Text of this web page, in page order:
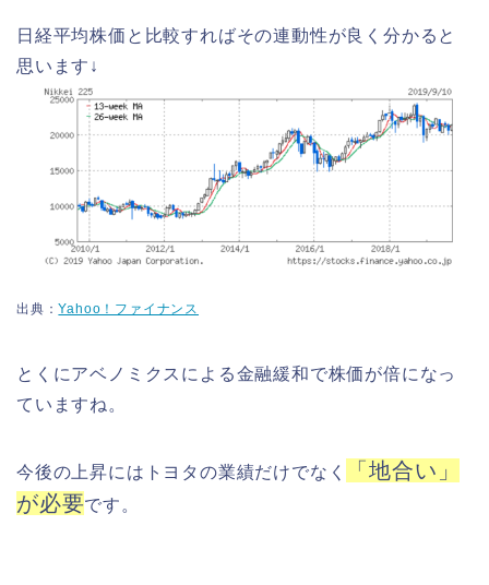
日経平均株価と比較すればその連動性が良く分かると
思います↓
出典：Yahoo！ファイナンス
とくにアベノミクスによる金融緩和で株価が倍になっ
ていますね。
今後の上昇にはトヨタの業績だけでなく
「地合い」
が必要です。